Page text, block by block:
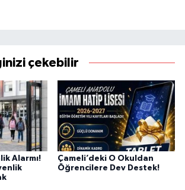
çekebilir
Alarmı!
Çameli’deki O Okuldan
Öğrencilere Dev Destek!